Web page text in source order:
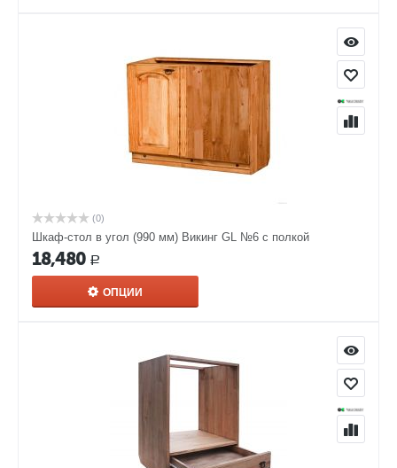
(0)
Шкаф-стол в угол (990 мм) Викинг GL №6 с полкой
18,480 Р
ОПЦИИ